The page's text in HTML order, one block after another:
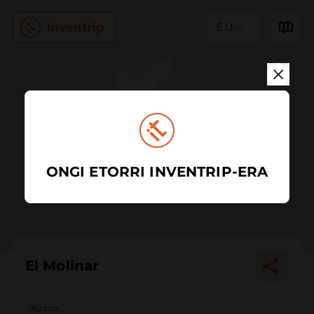
EU
El Molinar
Auzoa
ONGI ETORRI INVENTRIP-ERA